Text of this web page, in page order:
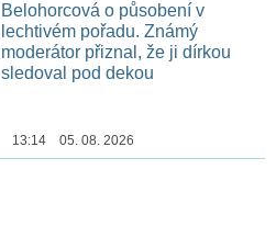
Belohorcová o působení v
lechtivém pořadu. Známý
moderátor přiznal, že ji dírkou
sledoval pod dekou
13:14 05. 08. 2026